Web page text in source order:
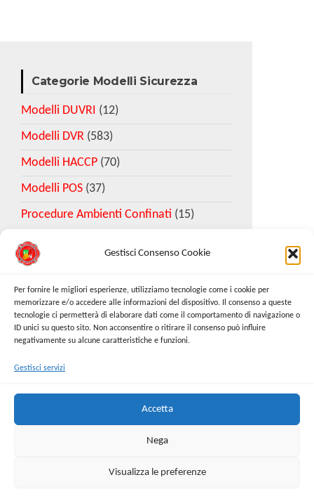
Gestisci Consenso Cookie
Per fornire le migliori esperienze, utilizziamo tecnologie come i cookie per
memorizzare e/o accedere alle informazioni del dispositivo. Il consenso a queste
tecnologie ci permetterà di elaborare dati come il comportamento di navigazione o
ID unici su questo sito. Non acconsentire o ritirare il consenso può influire
negativamente su alcune caratteristiche e funzioni.
Gestisci servizi
Accetta
Nega
Visualizza le preferenze
Categorie Modelli Sicurezza
Modelli DUVRI (12)
Modelli DVR (583)
Modelli HACCP (70)
Modelli POS (37)
Procedure Ambienti Confinati (15)
Richiedi Modello